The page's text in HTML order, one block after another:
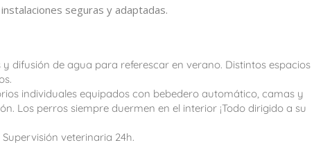
seguras y adaptadas.
difusión de agua para referescar en verano. Distintos espacios
individuales equipados con bebedero automático, camas y
Los perros siempre duermen en el interior ¡Todo dirigido a su
veterinaria 24h.